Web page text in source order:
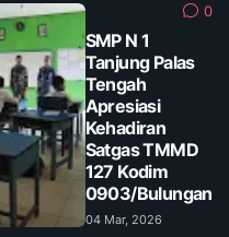
0
SMP N 1
Tanjung Palas
Tengah
Apresiasi
Kehadiran
Satgas TMMD
127 Kodim
0903/Bulungan
04 Mar, 2026